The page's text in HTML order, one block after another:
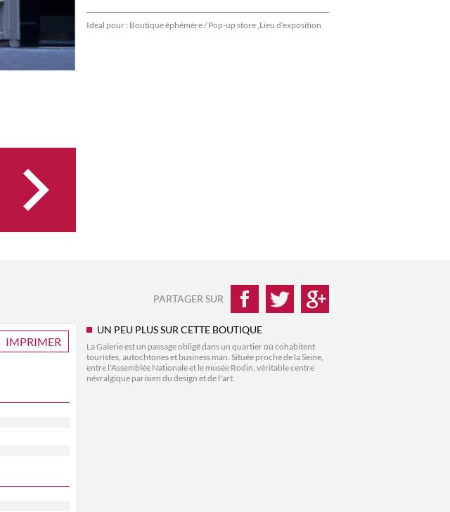
Ideal pour : Boutique éphémère / Pop-up store ,Lieu d'exposition
PARTAGER SUR
IMPRIMER
UN PEU PLUS SUR CETTE BOUTIQUE
La Galerie est un passage obligé dans un quartier où cohabitent
touristes, autochtones et business man. Située proche de la Seine,
entre l'Assemblée Nationale et le musée Rodin, véritable centre
névralgique parisien du design et de l'art.